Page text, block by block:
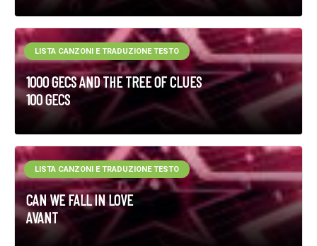
1000 GECS AND THE TREE OF CLUES
100 GECS
LISTA CANZONI E TRADUZIONE TESTO
CAN WE FALL IN LOVE
AVANT
LISTA CANZONI E TRADUZIONE TESTO